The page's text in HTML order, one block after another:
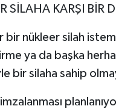
SİLAHA KARŞI BİR
bir nükleer silah
ya da başka
bir silaha sahip